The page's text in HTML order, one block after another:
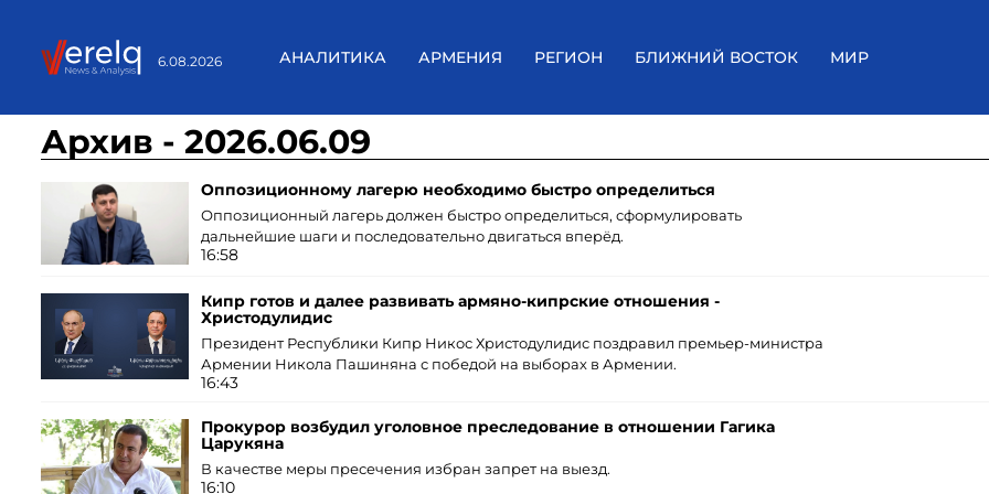
6.08.2026 АНАЛИТИКА АРМЕНИЯ РЕГИОН БЛИЖНИЙ ВОСТОК МИР
Архив - 2026.06.09
Оппозиционному лагерю необходимо быстро определиться
Оппозиционный лагерь должен быстро определиться, сформулировать
дальнейшие шаги и последовательно двигаться вперёд.
16:58
Кипр готов и далее развивать армяно-кипрские отношения -
Христодулидис
Президент Республики Кипр Никос Христодулидис поздравил премьер-министра
Армении Никола Пашиняна с победой на выборах в Армении.
16:43
Прокурор возбудил уголовное преследование в отношении Гагика
Царукяна
В качестве меры пресечения избран запрет на выезд.
16:10